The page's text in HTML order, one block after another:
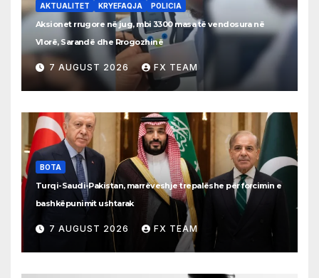
AKTUALITET KRYEFAQJA POLICIA
Aksionet rrugore në jug, mbi 3300 masa të vendosura në
Vlorë, Sarandë dhe Rrogozhinë
7 AUGUST 2026 FX TEAM
BOTA
Turqi-Saudi-Pakistan, marrëveshje trepalëshe për forcimin e
bashkëpunimit ushtarak
7 AUGUST 2026 FX TEAM